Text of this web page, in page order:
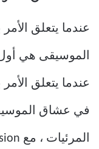
الموسيقى هي
عندما يتعلق الأمر
في عشاق